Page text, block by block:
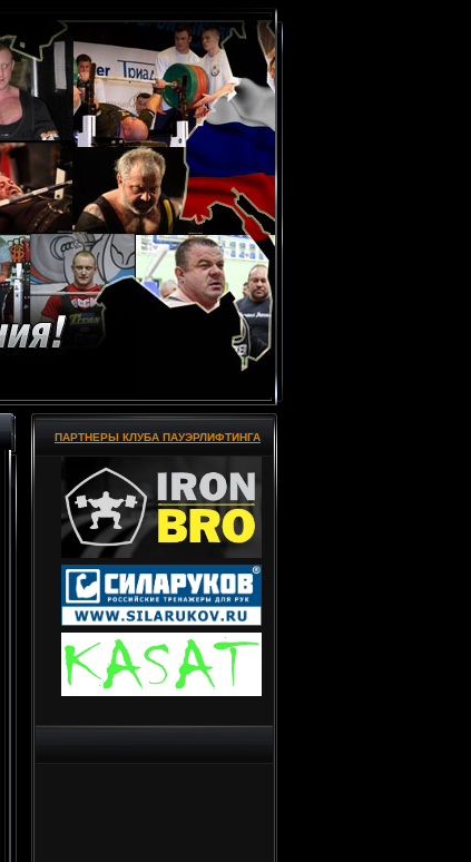
ПАРТНЕРЫ КЛУБА ПАУЭРЛИФТИНГА